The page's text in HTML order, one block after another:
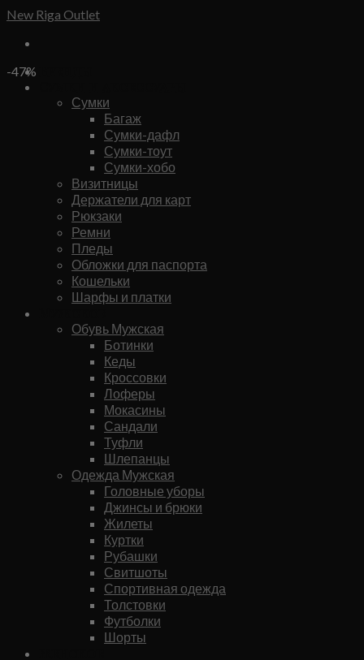
Skip
content
New Riga Outlet
Сумки
Багаж
Сумки-дафл
Сумки-тоут
Сумки-хобо
Визитницы
Держатели для карт
Рюкзаки
Ремни
Пледы
Обложки для паспорта
Кошельки
Шарфы и платки
Обувь Мужская
Ботинки
Кеды
Кроссовки
Лоферы
Мокасины
Сандали
Туфли
Шлепанцы
Одежда Мужская
Головные уборы
Джинсы и брюки
Жилеты
Куртки
Рубашки
Свитшоты
Спортивная одежда
Толстовки
Футболки
Шорты
-47%